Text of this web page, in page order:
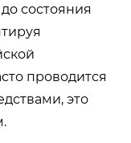
состояния
проводится
это